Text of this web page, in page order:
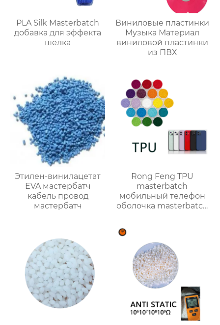
PLA Silk Masterbatch
добавка для эффекта
шелка
Виниловые пластинки
Музыка Материал
виниловой пластинки
из ПВХ
Этилен-винилацетат
EVA мастербатч
кабель провод
мастербатч
Rong Feng TPU
masterbatch
мобильный телефон
оболочка masterbatch